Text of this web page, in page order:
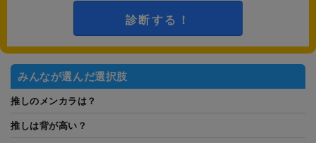
診断する！
みんなが選んだ選択肢
推しのメンカラは？
推しは背が高い？